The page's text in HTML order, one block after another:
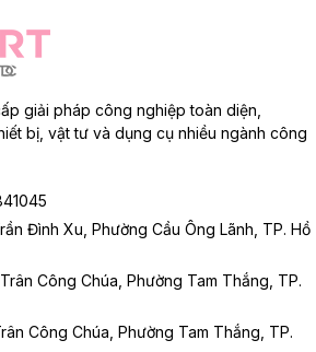
giải pháp công nghiệp toàn diện,
bị, vật tư và dụng cụ nhiều ngành công
Đình Xu, Phường Cầu Ông Lãnh, TP. Hồ
Công Chúa, Phường Tam Thắng, TP.
Công Chúa, Phường Tam Thắng, TP.